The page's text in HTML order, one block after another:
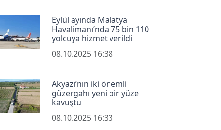
Eylül ayında Malatya
Havalimanı’nda 75 bin 110
yolcuya hizmet verildi
08.10.2025 16:38
Akyazı’nın iki önemli
güzergahı yeni bir yüze
kavuştu
08.10.2025 16:33